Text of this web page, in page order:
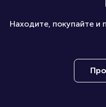
Находите, покупайте и